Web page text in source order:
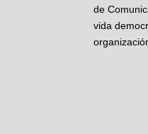
de
vida